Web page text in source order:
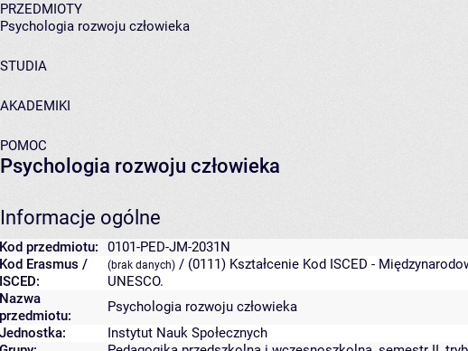
PRZEDMIOTY
Psychologia rozwoju człowieka
STUDIA
AKADEMIKI
POMOC
Psychologia rozwoju człowieka
Informacje ogólne
Kod przedmiotu:
0101-PED-JM-2031N
Kod Erasmus /
ISCED:
(brak danych) / (0111) Kształcenie Kod ISCED -
UNESCO.
Nazwa
przedmiotu:
Psychologia rozwoju człowieka
Jednostka:
Instytut Nauk Społecznych